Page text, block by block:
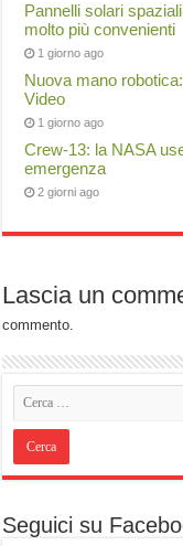
Pannelli solari
molto più convenienti
1 giorno ago
Nuova mano
Video
1 giorno ago
Crew-13: la NASA
emergenza
2 giorni ago
Lascia un
commento.
Seguici su